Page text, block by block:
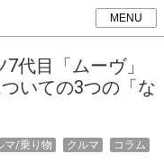
MENU
代目「ムーヴ」
いての3つの「な
コラム
クルマ
マ/乗り物